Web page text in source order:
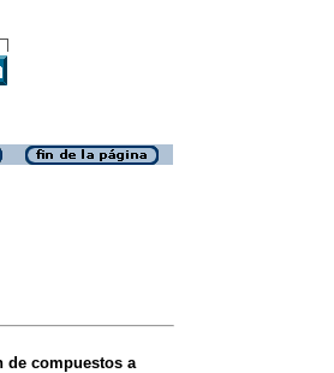
de compuestos a